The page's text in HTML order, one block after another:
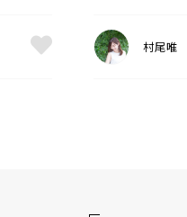
村尾唯